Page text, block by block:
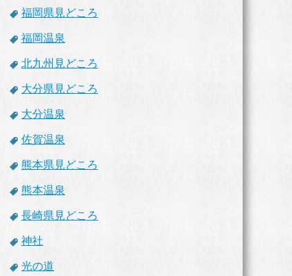
福岡県見どころ
福岡温泉
北九州見どころ
大分県見どころ
大分温泉
佐賀温泉
熊本県見どころ
熊本温泉
長崎県見どころ
神社
光の道